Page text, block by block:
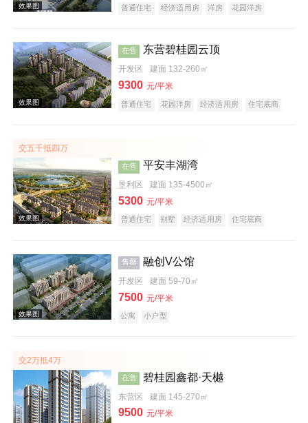
效果图
普通住宅 经济适用房 洋房
花园洋房
河景地产
大平层 名企盘
效果图
在售 东营碧桂园云顶
开发区 建面 132-260㎡
9300 元/平米
普通住宅 花园洋房 经济适用房
住宅底商
交五千抵四万
在售 平安丰湖湾
垦利区 建面 135-4500㎡
5300 元/平米
普通住宅 别墅 经济适用房
住宅底商
售罄 融创V公馆
开发区 建面 59-70㎡
7500 元/平米
公寓 小户型
交2万抵4万
在售 碧桂园鑫都·天樾
东营区 建面 145-270㎡
9500 元/平米